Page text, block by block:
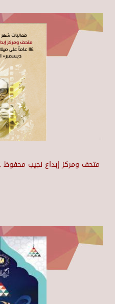
متحف ومركز إبداع نجيب محفوظ ١١٤ عاماً على ميلاد صاحب الثلاثية